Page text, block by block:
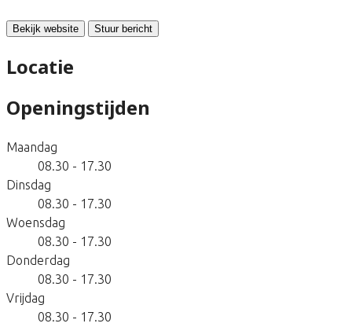
Bekijk website Stuur bericht
Locatie
Openingstijden
Maandag
08.30 - 17.30
Dinsdag
08.30 - 17.30
Woensdag
08.30 - 17.30
Donderdag
08.30 - 17.30
Vrijdag
08.30 - 17.30